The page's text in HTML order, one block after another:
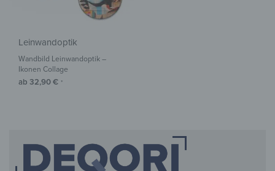
Leinwandoptik
Wandbild Leinwandoptik –
Ikonen Collage
ab 32,90€ *